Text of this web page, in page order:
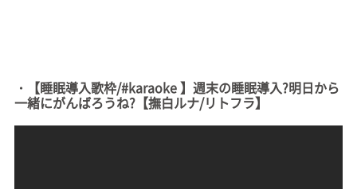
・【睡眠導入歌枠/#karaoke 】週末の睡眠導入?明日から
一緒にがんばろうね?【撫白ルナ/リトフラ】